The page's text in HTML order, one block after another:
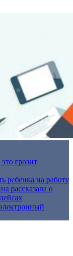
грозит
ребенка на работу
рассказала о